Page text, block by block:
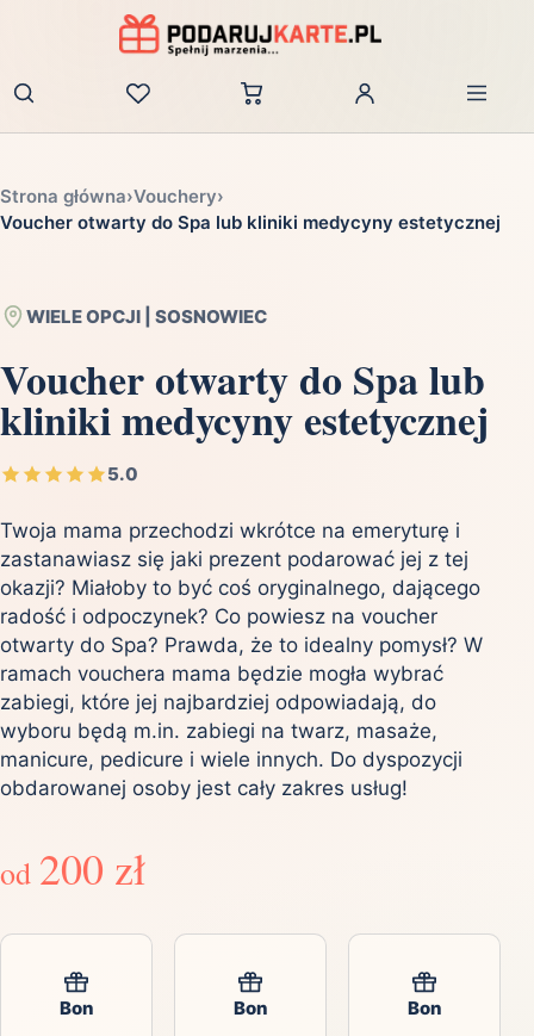
Zaloguj
Strona główna›Vouchery›
Voucher otwarty do Spa lub kliniki medycyny estetycznej
WIELE OPCJI | SOSNOWIEC
Voucher otwarty do Spa lub
kliniki medycyny estetycznej
5.0
Twoja mama przechodzi wkrótce na emeryturę i
zastanawiasz się jaki prezent podarować jej z tej
okazji? Miałoby to być coś oryginalnego, dającego
radość i odpoczynek? Co powiesz na voucher
otwarty do Spa? Prawda, że to idealny pomysł? W
ramach vouchera mama będzie mogła wybrać
zabiegi, które jej najbardziej odpowiadają, do
wyboru będą m.in. zabiegi na twarz, masaże,
manicure, pedicure i wiele innych. Do dyspozycji
obdarowanej osoby jest cały zakres usług!
od 200 zł
Bon Bon Bon